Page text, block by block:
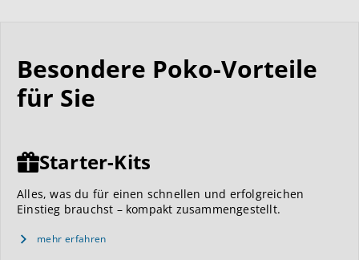
Besondere Poko-Vorteile
für Sie
Starter-Kits
Alles, was du für einen schnellen und erfolgreichen
Einstieg brauchst – kompakt zusammengestellt.
mehr erfahren